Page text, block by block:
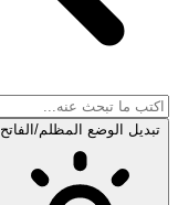
تبديل الوضع المظلم/الفاتح